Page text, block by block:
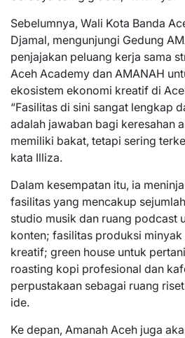
Sebelumnya, Wali Kota Banda
Djamal, mengunjungi Gedung
penjajakan peluang kerja sama
Aceh Academy dan AMANAH
ekosistem ekonomi kreatif di
“Fasilitas di sini sangat lengkap
adalah jawaban bagi keresahan
memiliki bakat, tetapi sering
kata Illiza.
Dalam kesempatan itu, ia
fasilitas yang mencakup
studio musik dan ruang podcast
konten; fasilitas produksi
kreatif; green house untuk
roasting kopi profesional dan
perpustakaan sebagai ruang
ide.
Ke depan, Amanah Aceh juga